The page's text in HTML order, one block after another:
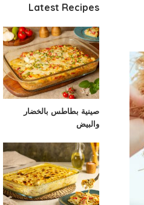
Latest Recipes
صينية بطاطس بالخضار
والبيض